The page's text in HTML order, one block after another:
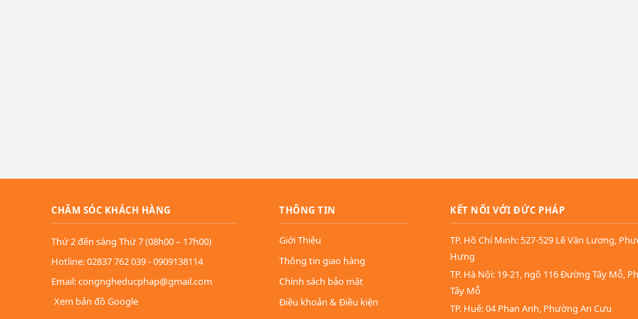
CHĂM SÓC KHÁCH HÀNG
Thứ 2 đến sáng Thứ 7 (08h00 – 17h00)
Hotline: 02837 762 039 - 0909138114
Email: congngheducphap@gmail.com
Xem bản đồ Google
THÔNG TIN
Giới Thiệu
Thông tin giao hàng
Chính sách bảo mật
Điều khoản & Điều kiện
KẾT NỐI VỚI ĐỨC PHÁP
TP. Hồ Chí Minh: 527-529 Lê Văn Lương,
Hưng
TP. Hà Nội: 19-21, ngõ 116 Đường Tây Mỗ,
Tây Mỗ
TP. Huế: 04 Phan Anh, Phường An Cựu